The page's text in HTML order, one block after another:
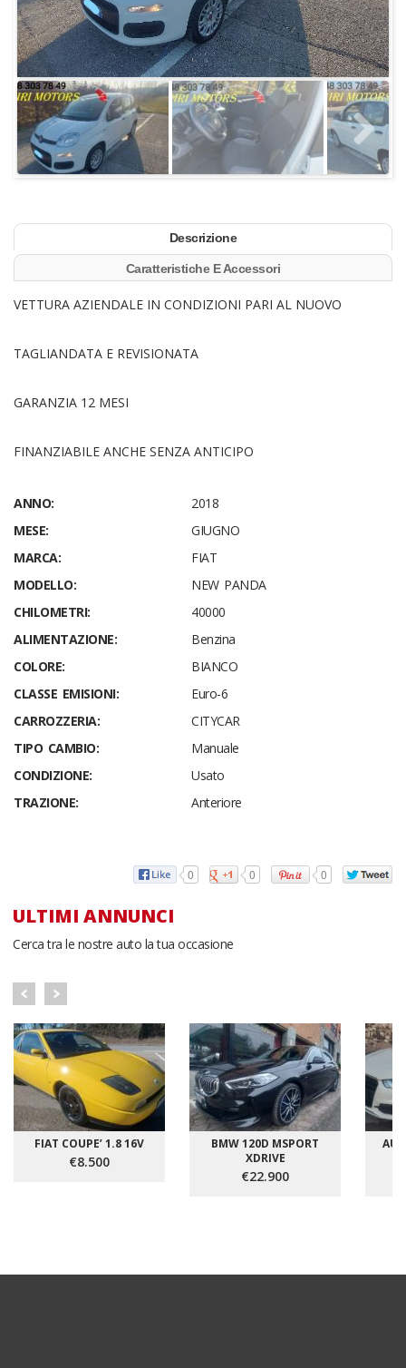
Descrizione
Caratteristiche E Accessori
VETTURA AZIENDALE IN CONDIZIONI PARI AL NUOVO
TAGLIANDATA E REVISIONATA
GARANZIA 12 MESI
FINANZIABILE ANCHE SENZA ANTICIPO
ANNO:
2018
MESE:
GIUGNO
MARCA:
FIAT
MODELLO:
NEW PANDA
CHILOMETRI:
40000
ALIMENTAZIONE:
Benzina
COLORE:
BIANCO
CLASSE EMISIONI:
Euro-6
CARROZZERIA:
CITYCAR
TIPO CAMBIO:
Manuale
CONDIZIONE:
Usato
TRAZIONE:
Anteriore
0 0 0
ULTIMI ANNUNCI
Cerca tra le nostre auto la tua occasione
FIAT COUPE’ 1.8 16V
€8.500
BMW 120D MSPORT
XDRIVE
€22.900